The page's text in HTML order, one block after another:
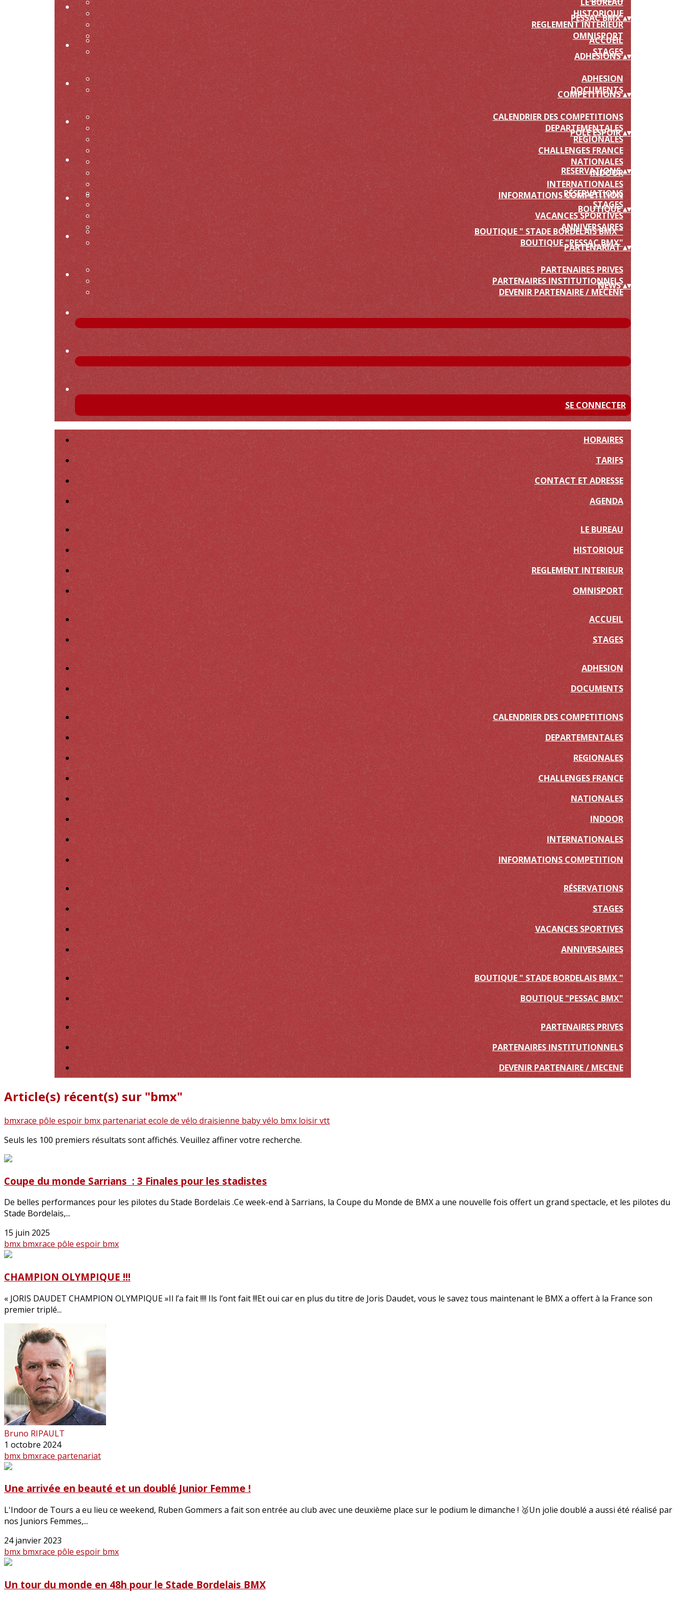
HISTORIQUE
REGLEMENT INTERIEUR
OMNISPORT
PESSAC BMX▴▾
ACCUEIL
STAGES
ADHESIONS▴▾
ADHESION
DOCUMENTS
COMPETITIONS▴▾
CALENDRIER DES COMPETITIONS
DEPARTEMENTALES
REGIONALES
CHALLENGES FRANCE
NATIONALES
INDOOR
INTERNATIONALES
INFORMATIONS COMPETITION
POLE ESPOIR▴▾
RESERVATIONS▴▾
RÉSERVATIONS
STAGES
VACANCES SPORTIVES
ANNIVERSAIRES
BOUTIQUE▴▾
BOUTIQUE " STADE BORDELAIS BMX "
BOUTIQUE "PESSAC BMX"
PARTENARIAT▴▾
PARTENAIRES PRIVES
PARTENAIRES INSTITUTIONNELS
DEVENIR PARTENAIRE / MECENE
NEWS▴▾
SE CONNECTER
HORAIRES
TARIFS
CONTACT ET ADRESSE
AGENDA
LE BUREAU
HISTORIQUE
REGLEMENT INTERIEUR
OMNISPORT
ACCUEIL
STAGES
ADHESION
DOCUMENTS
CALENDRIER DES COMPETITIONS
DEPARTEMENTALES
REGIONALES
CHALLENGES FRANCE
NATIONALES
INDOOR
INTERNATIONALES
INFORMATIONS COMPETITION
RÉSERVATIONS
STAGES
VACANCES SPORTIVES
ANNIVERSAIRES
BOUTIQUE " STADE BORDELAIS BMX "
BOUTIQUE "PESSAC BMX"
PARTENAIRES PRIVES
PARTENAIRES INSTITUTIONNELS
DEVENIR PARTENAIRE / MECENE
Article(s) récent(s) sur "bmx"
bmxrace pôle espoir bmx partenariatecole de vélo draisienne baby vélo bmx loisirvtt
Seuls les 100 premiers résultats sont affichés. Veuillez affiner votre recherche.
Coupe du monde Sarrians : 3 Finales pour les stadistes
De belles performances pour les pilotes du Stade Bordelais .Ce week-end à Sarrians, la Coupe du Monde de BMX a une nouvelle fois offert un grand spectacle, et les pilotes du
Stade Bordelais,...
15 juin 2025
bmx bmxrace pôle espoir bmx
CHAMPION OLYMPIQUE !!!
« JORIS DAUDET CHAMPION OLYMPIQUE »Il l’a fait !!!! Ils l’ont fait !!!Et oui car en plus du titre de Joris Daudet, vous le savez tous maintenant le BMX a offert à la France son
premier triplé...
Bruno RIPAULT
1 octobre 2024
bmx bmxrace partenariat
Une arrivée en beauté et un doublé Junior Femme !
L'Indoor de Tours a eu lieu ce weekend, Ruben Gommers a fait son entrée au club avec une deuxième place sur le podium le dimanche ! 🥈Un jolie doublé a aussi été réalisé par
nos Juniors Femmes,...
24 janvier 2023
bmx bmxrace pôle espoir bmx
Un tour du monde en 48h pour le Stade Bordelais BMX